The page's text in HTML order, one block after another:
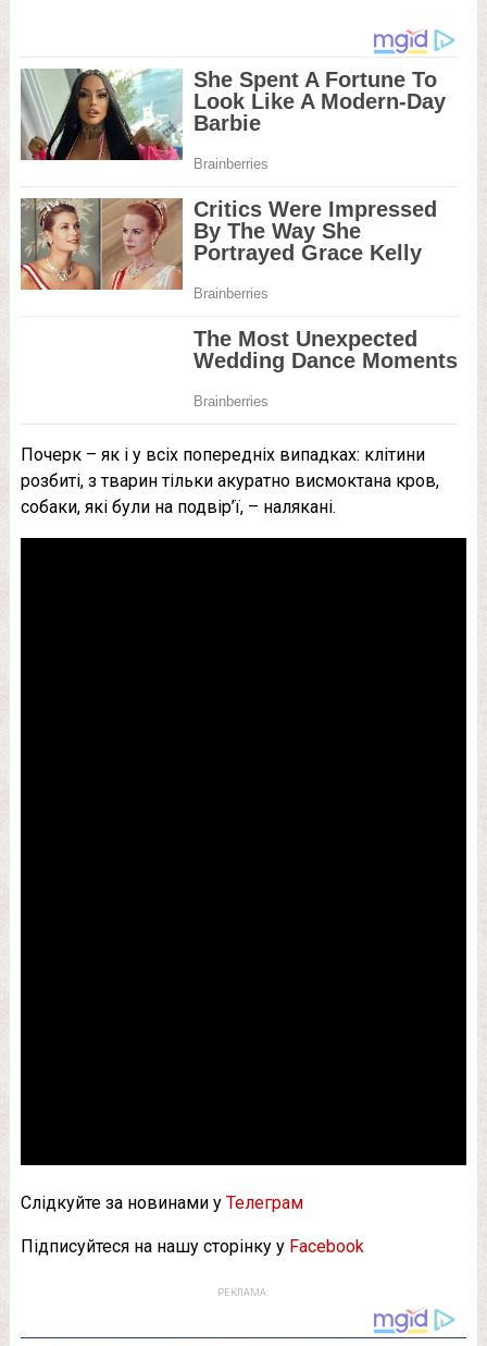
Почерк – як і у всіх попередніх випадках: клітини
розбиті, з тварин тільки акуратно висмоктана кров,
собаки, які були на подвір’ї, – налякані.
Слідкуйте за новинами у Телеграм
Підписуйтеся на нашу сторінку у Facebook
РЕКЛАМА: